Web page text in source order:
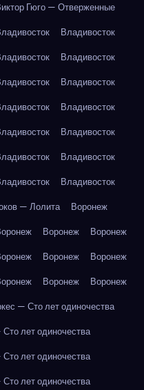
Гюго — Отверженные
Владивосток
Владивосток
Владивосток
Владивосток
Владивосток
Владивосток
Владивосток
— Лолита
Воронеж
Воронеж
Воронеж
Воронеж
Воронеж
Воронеж
Воронеж
— Сто лет одиночества
лет одиночества
лет одиночества
лет одиночества